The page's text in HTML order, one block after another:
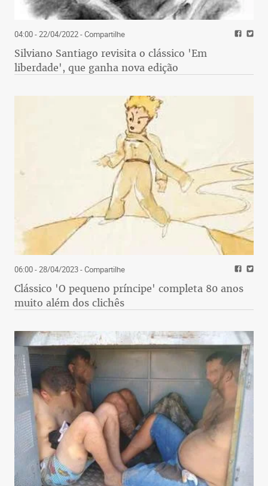
04:00 - 22/04/2022- Compartilhe
Silviano Santiago revisita o clássico 'Em
liberdade', que ganha nova edição
06:00 - 28/04/2023- Compartilhe
Clássico 'O pequeno príncipe' completa 80 anos
muito além dos clichês